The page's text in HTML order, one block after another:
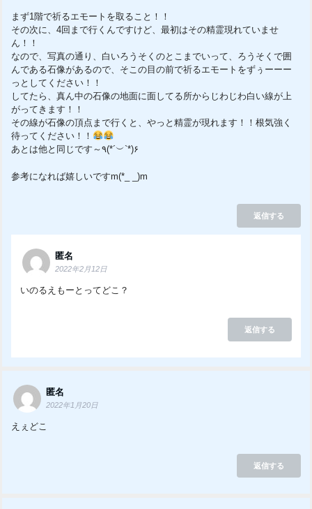
まず1階で祈るエモートを取ること！！
その次に、4回まで行くんですけど、最初はその精霊現れていませ
ん！！
なので、写真の通り、白いろうそくのとこまでいって、ろうそくで囲
んである石像があるので、そこの目の前で祈るエモートをずぅーーー
っとしてください！！
してたら、真ん中の石像の地面に面してる所からじわじわ白い線が上
がってきます！！
その線が石像の頂点まで行くと、やっと精霊が現れます！！根気強く
待ってください！！
あとは他と同じです～٩(*´︶`*)۶
参考になれば嬉しいですm(*_ _)m
返信する
匿名
2022年2月12日
いのるえもーとってどこ？
返信する
匿名
2022年1月20日
えぇどこ
返信する